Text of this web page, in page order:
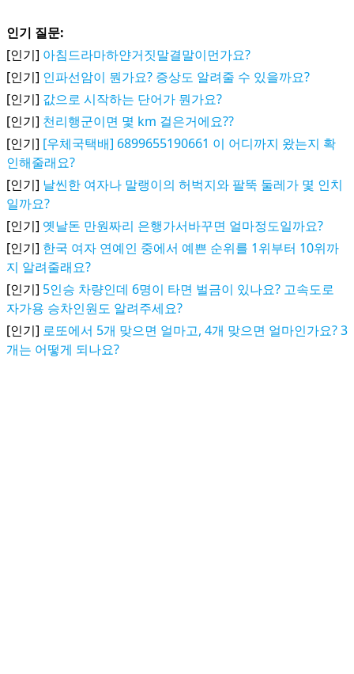
인기 질문:
[인기] 아침드라마하얀거짓말결말이먼가요?
[인기] 인파선암이 뭔가요? 증상도 알려줄 수 있을까요?
[인기] 값으로 시작하는 단어가 뭔가요?
[인기] 천리행군이면 몇 km 걸은거에요??
[인기] [우체국택배] 6899655190661 이 어디까지 왔는지 확
인해줄래요?
[인기] 날씬한 여자나 말랭이의 허벅지와 팔뚝 둘레가 몇 인치
일까요?
[인기] 옛날돈 만원짜리 은행가서바꾸면 얼마정도일까요?
[인기] 한국 여자 연예인 중에서 예쁜 순위를 1위부터 10위까
지 알려줄래요?
[인기] 5인승 차량인데 6명이 타면 벌금이 있나요? 고속도로
자가용 승차인원도 알려주세요?
[인기] 로또에서 5개 맞으면 얼마고, 4개 맞으면 얼마인가요? 3
개는 어떻게 되나요?